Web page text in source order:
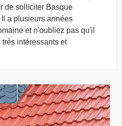
de solliciter Basque
a plusieurs années
et n'oubliez pas qu'il
intéressants et